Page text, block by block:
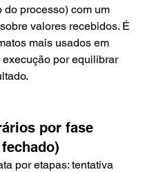
do processo) com um
valores recebidos. É
mais usados em
execução por equilibrar
por fase
por etapas: tentativa